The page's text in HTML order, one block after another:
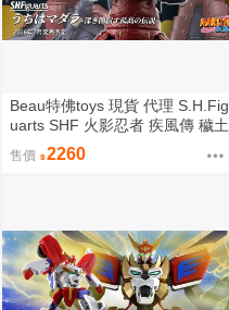
Beau特佛toys 現貨 代理 S.H.Fig
uarts SHF 火影忍者 疾風傳 穢土
轉身 宇智波斑 0209
售價 2260